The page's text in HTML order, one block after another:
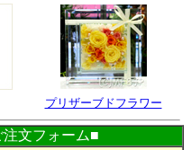
プリザーブドフラワー
文フォーム■